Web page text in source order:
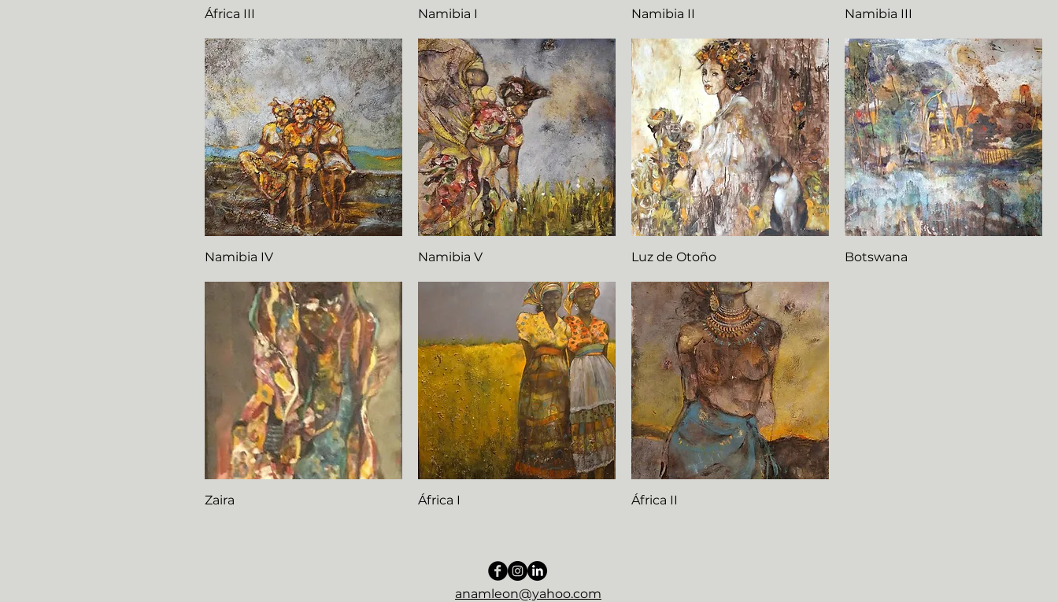
África III Namibia I Namibia II Namibia III
Namibia IV Namibia V Luz de Otoño Botswana
Zaira África I África II
anamleon@yahoo.com